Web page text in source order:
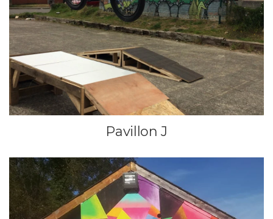
Pavillon J